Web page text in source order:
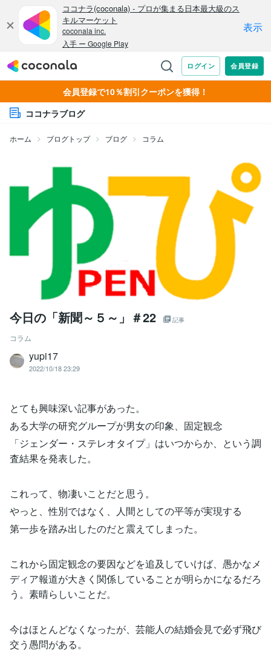
会員登録で10％割引クーポンを獲得！
ココナラブログ
ホーム ブログトップ ブログ コラム
今日の「新聞～５～」＃22 記事
コラム
yupi17
2022/10/18 23:29
とても興味深い記事があった。
ある大学の研究グループが男女の印象、固定観念
「ジェンダー・ステレオタイプ」はいつからか、という調
査結果を発表した。
これって、物凄いことだと思う。
やっと、性別ではなく、人間としての平等が実現する
第一歩を踏み出したのだと震えてしまった。
これから固定観念の要因などを追及していけば、愚かなメ
ディア報道が大きく関係していることが明らかになるだろ
う。素晴らしいことだ。
今はほとんどなくなったが、芸能人の結婚会見で必ず飛び
交う愚問がある。